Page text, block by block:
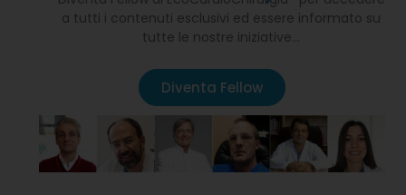
a tutti i contenuti esclusivi ed essere informato su
tutte le nostre iniziative…
Diventa Fellow